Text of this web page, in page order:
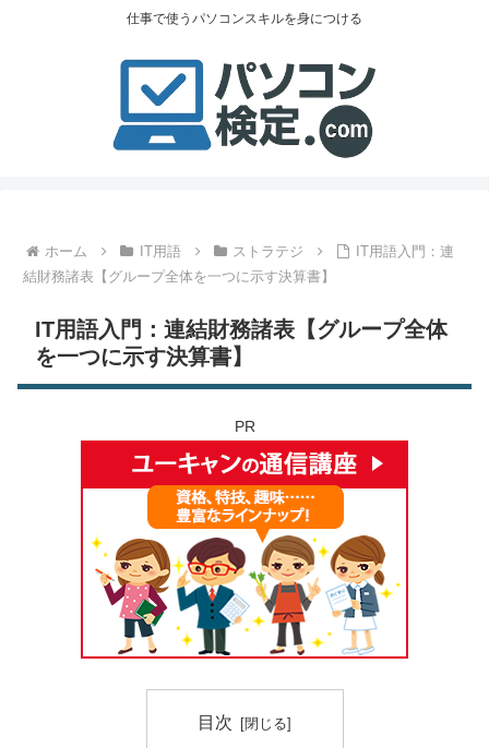
仕事で使うパソコンスキルを身につける
ホーム IT用語 ストラテジ
IT用語入門：連
結財務諸表【グループ全体を一つに示す決算書】
IT用語入門：連結財務諸表【グループ全体
を一つに示す決算書】
PR
目次